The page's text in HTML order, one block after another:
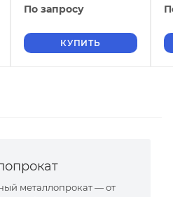
16980791-2013
По запросу
КУПИТЬ
металлопрокат — от